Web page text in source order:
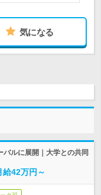
気になる
ルに展開｜大学との共同
給42万円～